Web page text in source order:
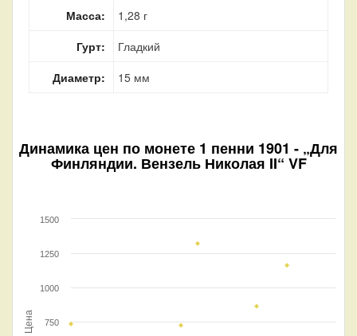
Масса:
1,28 г
Гурт:
Гладкий
Диаметр:
15 мм
Динамика цен по монете 1 пенни 1901 - „Для
Финляндии. Вензель Николая II“ VF
Цена 750
1000
1250
1500